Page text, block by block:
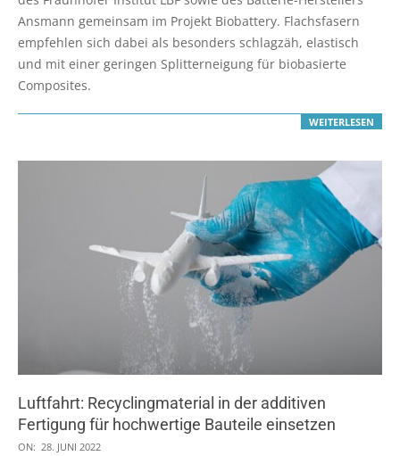
Ansmann gemeinsam im Projekt Biobattery. Flachsfasern
empfehlen sich dabei als besonders schlagzäh, elastisch
und mit einer geringen Splitterneigung für biobasierte
Composites.
WEITERLESEN
Luftfahrt: Recyclingmaterial in der additiven
Fertigung für hochwertige Bauteile einsetzen
2022-
ON: 28. JUNI 2022